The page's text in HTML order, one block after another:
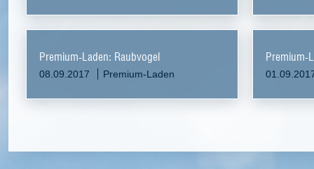
Premium-Laden: Raubvogel
08.09.2017 Premium-Laden
Premium-